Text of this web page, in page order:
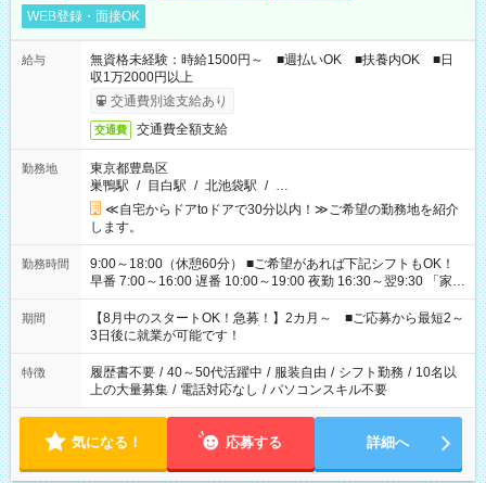
WEB登録・面接OK
給与
無資格未経験：時給1500円～ ■週払いOK ■扶養内OK ■日
収1万2000円以上
交通費別途支給あり
交通費 交通費全額支給
勤務地
東京都豊島区
巣鴨駅 / 目白駅 / 北池袋駅 / …
≪自宅からドアtoドアで30分以内！≫ご希望の勤務地を紹介
します。
勤務時間
9:00～18:00（休憩60分） ■ご希望があれば下記シフトもOK！
早番 7:00～16:00 遅番 10:00～19:00 夜勤 16:30～翌9:30 「家族
と休みを合わせたい」 「余裕を持って夕飯の準備がしたい」
「できれば残業はしたくない」 など、ご希望を教えてください
ね。 ※Wワーク希望の方へ 今ご覧のお仕事で希望する勤務時間
と、もう1つのお仕事の勤務時間。 合計で週40時間を超える場
合は応募できません。
期間
【8月中のスタートOK！急募！】2カ月～ ■ご応募から最短2～
3日後に就業が可能です！
特徴 履歴書不要 / 40～50代活躍中 / 服装自由 / シフト勤務 / 10名以
上の大量募集 / 電話対応なし / パソコンスキル不要
気になる！ 応募する 詳細へ